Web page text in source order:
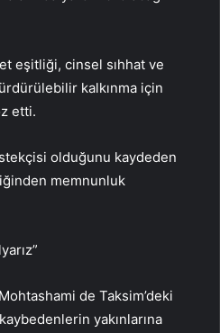
eşitliği, cinsel sıhhat ve
kalkınma için
etti.
olduğunu kaydeden
memnunluk
de Taksim’deki
yakınlarına